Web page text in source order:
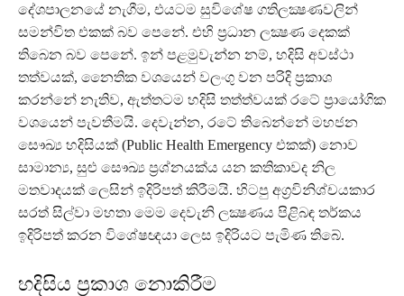
දේශපාලනයේ නැගීම, එයටම සුවිශේෂ ගතිලක්‍ෂණවලින්
සමන්විත එකක් බව පෙනේ. එහි ප්‍රධාන ලක්‍ෂණ දෙකක්
තිබෙන බව පෙනේ. ඉන් පළමුවැන්න නම්, හදිසි අවස්ථා
තත්වයක්, නෛතික වශයෙන් වලංගු වන පරිදි ප්‍රකාශ
කරන්නේ නැතිව, ඇත්තටම හදිසි තත්ත්වයක් රටේ ප්‍රායෝගික
වශයෙන් පැවතීමයි. දෙවැන්න, රටේ තිබෙන්නේ මහජන
සෞඛ්‍ය හදිසියක් (Public Health Emergency එකක්) නොව
සාමාන්‍ය, සුළු සෞඛ්‍ය ප්‍රශ්නයක්ය යන කතිකාවද නිල
මතවාදයක් ලෙසින් ඉදිරිපත් කිරීමයි. හිටපු අග්‍රවිනිශ්චයකාර
සරත් සිල්වා මහතා මෙම දෙවැනි ලක්‍ෂණය පිළිබඳ තර්කය
ඉදිරිපත් කරන විශේෂඥයා ලෙස ඉදිරියට පැමිණ තිබේ.
හදිසිය ප්‍රකාශ නොකිරීම